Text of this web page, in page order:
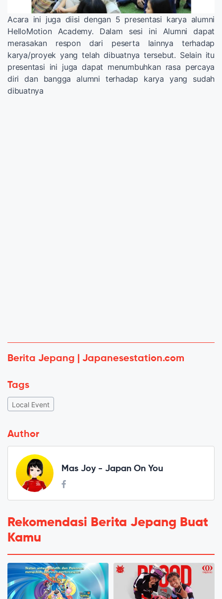
Acara ini juga diisi dengan 5 presentasi karya alumni
HelloMotion Academy. Dalam sesi ini Alumni dapat
merasakan respon dari peserta lainnya terhadap
karya/proyek yang telah dibuatnya tersebut. Selain itu
presentasi ini juga dapat menumbuhkan rasa percaya
diri dan bangga alumni terhadap karya yang sudah
dibuatnya
Berita Jepang | Japanesestation.com
Tags
Local Event
Author
Mas Joy - Japan On You
Rekomendasi Berita Jepang Buat
Kamu